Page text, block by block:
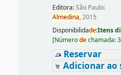
Editora:São Paulo:
Almedina,2015
Disponibilidade:Itens
[Númerodechamada:
Reservar
Adicionar ao